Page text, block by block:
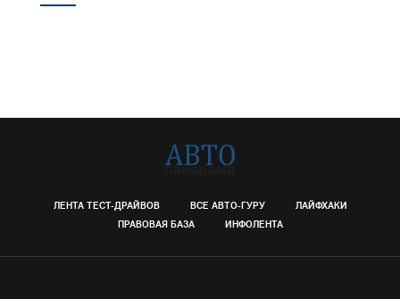
ЛЕНТА ТЕСТ-ДРАЙВОВ ВСЕ АВТО-ГУРУ
ЛАЙФХАКИ
ПРАВОВАЯ БАЗА
ИНФОЛЕНТА